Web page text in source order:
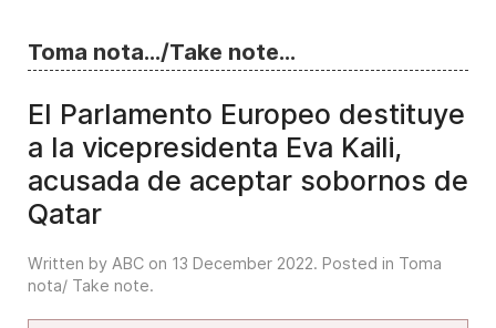
Toma nota.../Take note...
El Parlamento Europeo destituye
a la vicepresidenta Eva Kaili,
acusada de aceptar sobornos de
Qatar
Written by ABC on 13 December 2022. Posted in Toma
nota/ Take note.